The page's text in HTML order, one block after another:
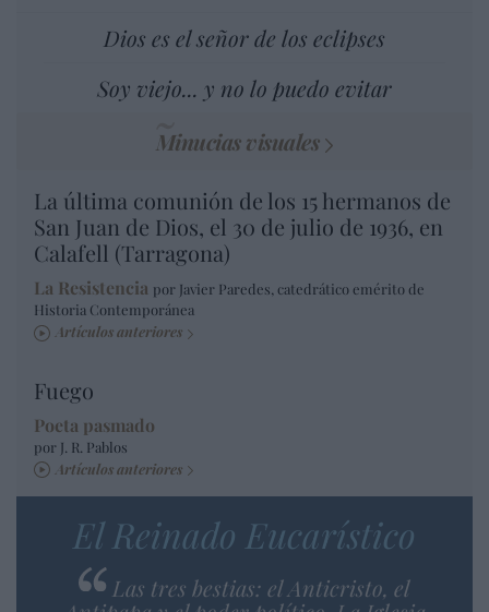
Dios es el señor de los eclipses
Soy viejo... y no lo puedo evitar
Minucias visuales
La última comunión de los 15 hermanos de
San Juan de Dios, el 30 de julio de 1936, en
Calafell (Tarragona)
La Resistencia por Javier Paredes, catedrático emérito de
Historia Contemporánea
Artículos anteriores
Fuego
Poeta pasmado
por J. R. Pablos
Artículos anteriores
El Reinado Eucarístico
Las tres bestias: el Anticristo, el